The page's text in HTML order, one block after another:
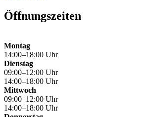
Öffnungszeiten
Montag
14:00–18:00 Uhr
Dienstag
09:00–12:00 Uhr
14:00–18:00 Uhr
Mittwoch
09:00–12:00 Uhr
14:00–18:00 Uhr